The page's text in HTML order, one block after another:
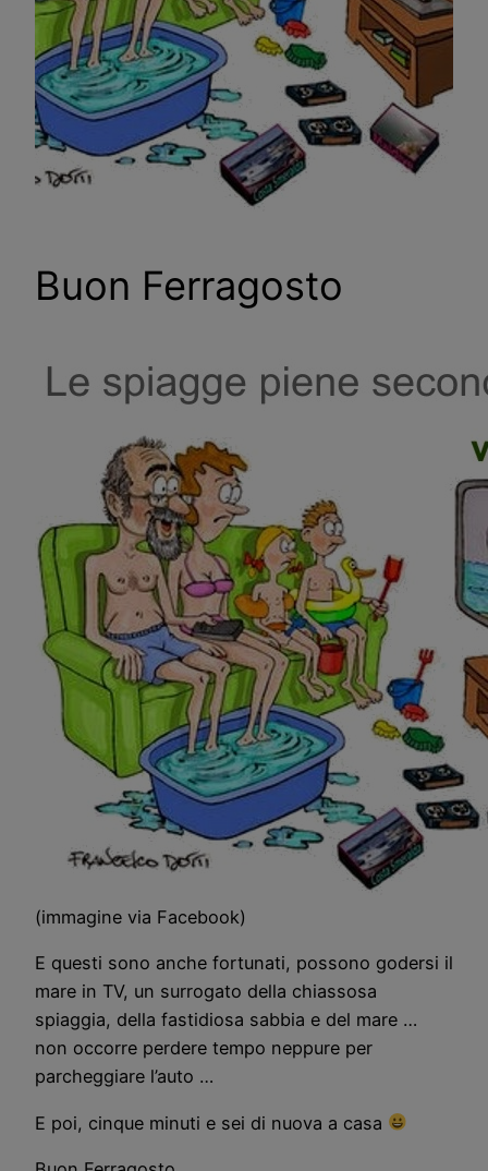
Buon Ferragosto
(immagine via Facebook)
E questi sono anche fortunati, possono godersi il
mare in TV, un surrogato della chiassosa
spiaggia, della fastidiosa sabbia e del mare …
non occorre perdere tempo neppure per
parcheggiare l’auto …
E poi, cinque minuti e sei di nuova a casa